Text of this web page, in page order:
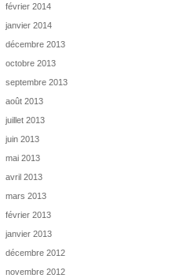
février 2014
janvier 2014
décembre 2013
octobre 2013
septembre 2013
août 2013
juillet 2013
juin 2013
mai 2013
avril 2013
mars 2013
février 2013
janvier 2013
décembre 2012
novembre 2012